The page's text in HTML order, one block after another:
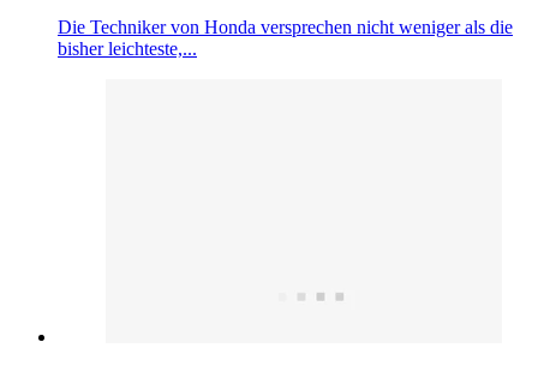
Die Techniker von Honda versprechen nicht weniger als die
bisher leichteste,...